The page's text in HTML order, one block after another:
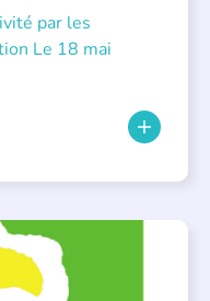
par les
Le 18 mai
INDIVIDUALISÉE